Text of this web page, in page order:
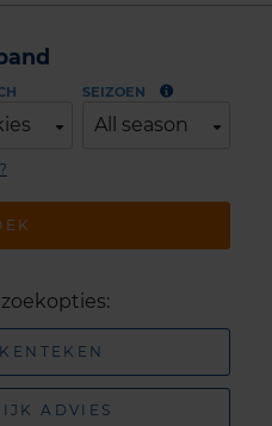
SEIZOEN
All season
ADVIES